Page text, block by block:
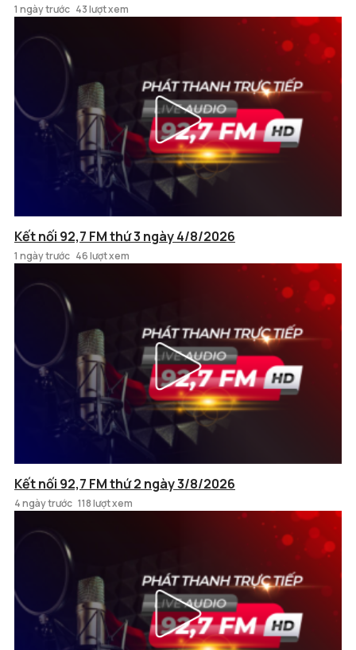
1 ngày trước 43 lượt xem
Kết nối 92,7 FM thứ 3 ngày 4/8/2026
1 ngày trước 46 lượt xem
Kết nối 92,7 FM thứ 2 ngày 3/8/2026
4 ngày trước 118 lượt xem